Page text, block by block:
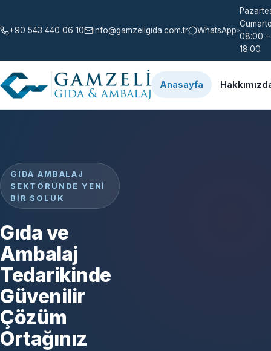
+90 543 440 06 10 info@gamzeligida.com.tr WhatsApp
08:00 –
18:00
Anasayfa
GIDA AMBALAJ
SEKTÖRÜNDE YENI
BIR SOLUK
Gıda ve
Ambalaj
Tedarikinde
Güvenilir
Çözüm
Ortağınız